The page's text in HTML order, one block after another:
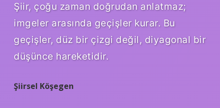
Şiir, çoğu zaman doğrudan anlatmaz;
imgeler arasında geçişler kurar. Bu
geçişler, düz bir çizgi değil, diyagonal bir
düşünce hareketidir.
Şiirsel Köşegen